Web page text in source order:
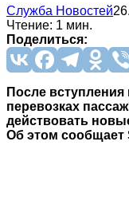
Служба Новостей
Чтение: 1 мин.
Поделиться:
После
перевозках
действовать
Об этом сообщает